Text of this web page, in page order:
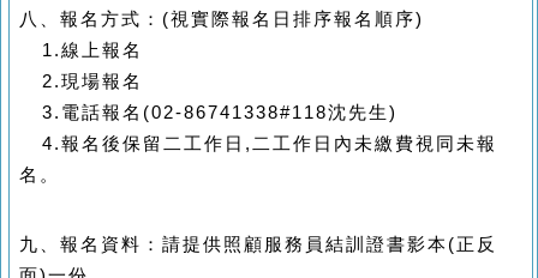
八、報名方式：(視實際報名日排序報名順序)
1.線上報名
2.現場報名
3.電話報名(02-86741338#118沈先生)
4.報名後保留二工作日,二工作日內未繳費視同未報
名。
九、報名資料：請提供照顧服務員結訓證書影本(正反